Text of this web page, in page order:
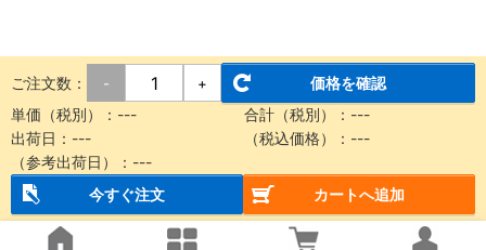
ご注文数： - +
価格を確認
単価（税別）： --- 合計（税別）： ---
出荷日： --- （税込価格）： ---
（参考出荷日）： ---
今すぐ注文
カートへ追加